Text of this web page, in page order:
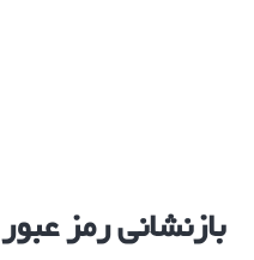
بازنشانی رمز عبور